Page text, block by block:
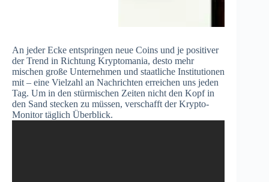
An jeder Ecke entspringen neue Coins und je positiver
der Trend in Richtung Kryptomania, desto mehr
mischen große Unternehmen und staatliche Institutionen
mit – eine Vielzahl an Nachrichten erreichen uns jeden
Tag. Um in den stürmischen Zeiten nicht den Kopf in
den Sand stecken zu müssen, verschafft der Krypto-
Monitor täglich Überblick.